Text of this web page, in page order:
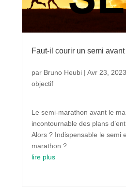
Faut-il courir un semi
par Bruno Heubi| Avr 23, 2023
objectif
Le semi-marathon avant le
incontournable des plans
Alors ? Indispensable le semi
marathon ?
lire plus